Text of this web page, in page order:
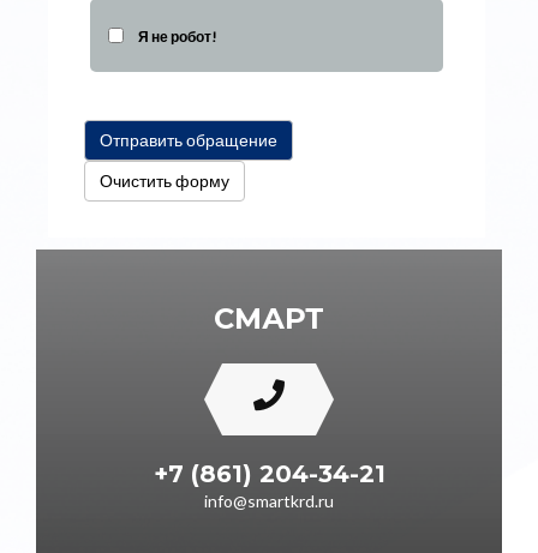
Я не робот!
Отправить обращение
Очистить форму
СМАРТ
+7 (861) 204-34-21
info@smartkrd.ru